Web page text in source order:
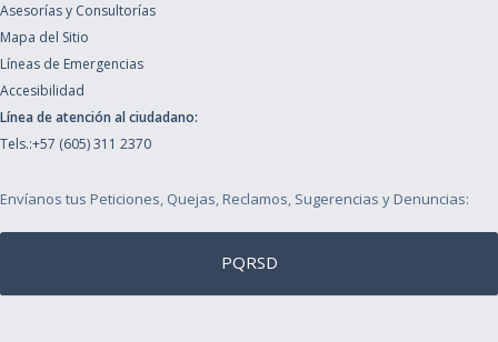
Asesorías y Consultorías
Mapa del Sitio
Líneas de Emergencias
Accesibilidad
Línea de atención al ciudadano:
Tels.:+57 (605) 311 2370
Envíanos tus Peticiones, Quejas, Reclamos, Sugerencias y Denuncias:
PQRSD